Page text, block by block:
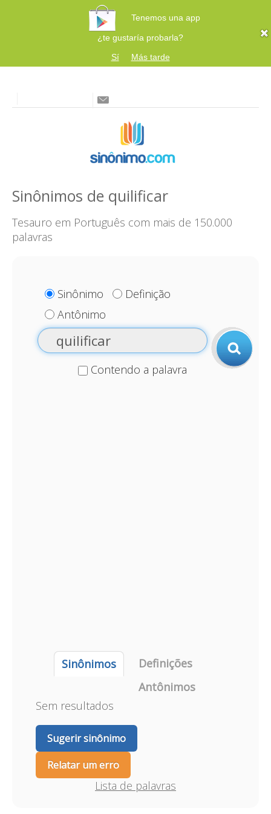
Tenemos una app
¿te gustaría probarla?
Sí
Más tarde
Sinônimos de quilificar
Tesauro em Português com mais de 150.000
palavras
Sinônimo
Definição
Antônimo
Contendo a palavra
Sinônimos
Definições
Antônimos
Sem resultados
Sugerir sinônimo
Relatar um erro
Lista de palavras